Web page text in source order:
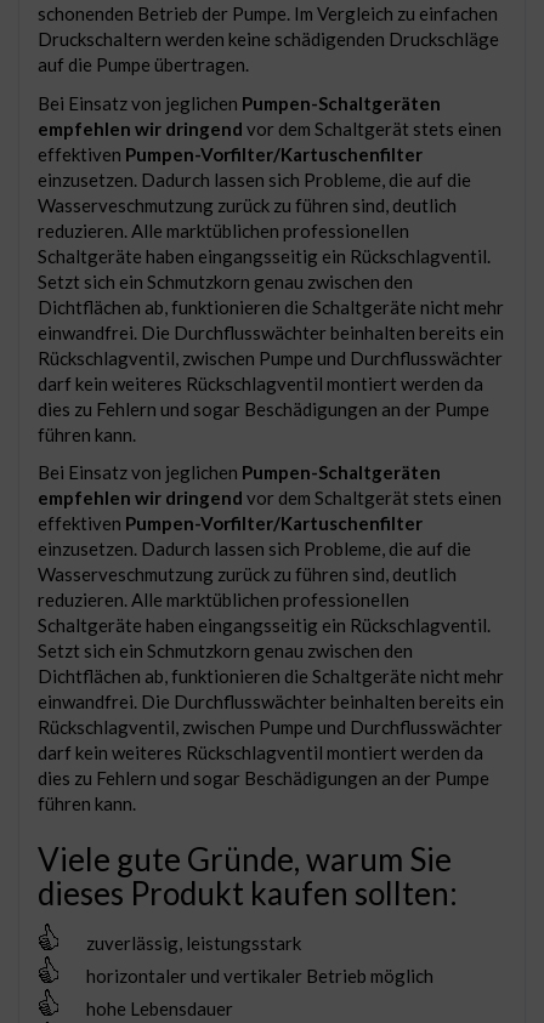
schonenden Betrieb der Pumpe. Im Vergleich zu einfachen
Druckschaltern werden keine schädigenden Druckschläge
auf die Pumpe übertragen.
Bei Einsatz von jeglichen Pumpen-Schaltgeräten
empfehlen wir dringend vor dem Schaltgerät stets einen
effektiven Pumpen-Vorfilter/Kartuschenfilter
einzusetzen. Dadurch lassen sich Probleme, die auf die
Wasserveschmutzung zurück zu führen sind, deutlich
reduzieren. Alle marktüblichen professionellen
Schaltgeräte haben eingangsseitig ein Rückschlagventil.
Setzt sich ein Schmutzkorn genau zwischen den
Dichtflächen ab, funktionieren die Schaltgeräte nicht mehr
einwandfrei. Die Durchflusswächter beinhalten bereits ein
Rückschlagventil, zwischen Pumpe und Durchflusswächter
darf kein weiteres Rückschlagventil montiert werden da
dies zu Fehlern und sogar Beschädigungen an der Pumpe
führen kann.
Bei Einsatz von jeglichen Pumpen-Schaltgeräten
empfehlen wir dringend vor dem Schaltgerät stets einen
effektiven Pumpen-Vorfilter/Kartuschenfilter
einzusetzen. Dadurch lassen sich Probleme, die auf die
Wasserveschmutzung zurück zu führen sind, deutlich
reduzieren. Alle marktüblichen professionellen
Schaltgeräte haben eingangsseitig ein Rückschlagventil.
Setzt sich ein Schmutzkorn genau zwischen den
Dichtflächen ab, funktionieren die Schaltgeräte nicht mehr
einwandfrei. Die Durchflusswächter beinhalten bereits ein
Rückschlagventil, zwischen Pumpe und Durchflusswächter
darf kein weiteres Rückschlagventil montiert werden da
dies zu Fehlern und sogar Beschädigungen an der Pumpe
führen kann.
Viele gute Gründe, warum Sie
dieses Produkt kaufen sollten:
zuverlässig, leistungsstark
horizontaler und vertikaler Betrieb möglich
hohe Lebensdauer